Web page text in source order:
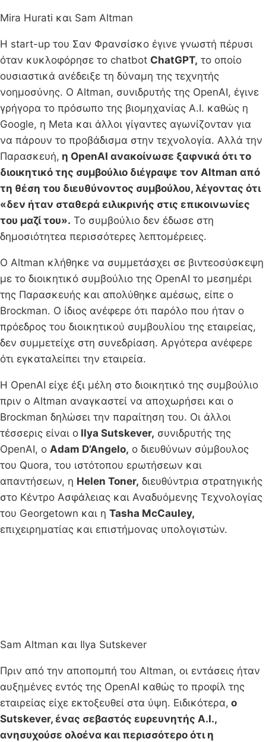
Mira Hurati και Sam Altman
Η start-up του Σαν Φρανσίσκο έγινε γνωστή πέρυσι
όταν κυκλοφόρησε το chatbot ChatGPT, το οποίο
ουσιαστικά ανέδειξε τη δύναμη της τεχνητής
νοημοσύνης. Ο Altman, συνιδρυτής της OpenAI, έγινε
γρήγορα το πρόσωπο της βιομηχανίας A.I. καθώς η
Google, η Meta και άλλοι γίγαντες αγωνίζονταν για
να πάρουν το προβάδισμα στην τεχνολογία. Αλλά την
Παρασκευή, η OpenAI ανακοίνωσε ξαφνικά ότι το
διοικητικό της συμβούλιο διέγραψε τον Altman από
τη θέση του διευθύνοντος συμβούλου, λέγοντας ότι
«δεν ήταν σταθερά ειλικρινής στις επικοινωνίες
του μαζί του». Το συμβούλιο δεν έδωσε στη
δημοσιότητεα περισσότερες λεπτομέρειες.
Ο Altman κλήθηκε να συμμετάσχει σε βιντεοσύσκεψη
με το διοικητικό συμβούλιο της OpenAI το μεσημέρι
της Παρασκευής και απολύθηκε αμέσως, είπε ο
Brockman. Ο ίδιος ανέφερε ότι παρόλο που ήταν ο
πρόεδρος του διοικητικού συμβουλίου της εταιρείας,
δεν συμμετείχε στη συνεδρίαση. Αργότερα ανέφερε
ότι εγκαταλείπει την εταιρεία.
Η OpenAI είχε έξι μέλη στο διοικητικό της συμβούλιο
πριν ο Altman αναγκαστεί να αποχωρήσει και ο
Brockman δηλώσει την παραίτηση του. Οι άλλοι
τέσσερις είναι ο Ilya Sutskever, συνιδρυτής της
OpenAI, ο Adam D’Angelo, ο διευθύνων σύμβουλος
του Quora, του ιστότοπου ερωτήσεων και
απαντήσεων, η Helen Toner, διευθύντρια στρατηγικής
στο Κέντρο Ασφάλειας και Αναδυόμενης Τεχνολογίας
του Georgetown και η Tasha McCauley,
επιχειρηματίας και επιστήμονας υπολογιστών.
Sam Altman και Ilya Sutskever
Πριν από την αποπομπή του Altman, οι εντάσεις ήταν
αυξημένες εντός της OpenAI καθώς το προφίλ της
εταιρείας είχε εκτοξευθεί στα ύψη. Ειδικότερα, ο
Sutskever, ένας σεβαστός ευρευνητής A.I.,
ανησυχούσε ολοένα και περισσότερο ότι η